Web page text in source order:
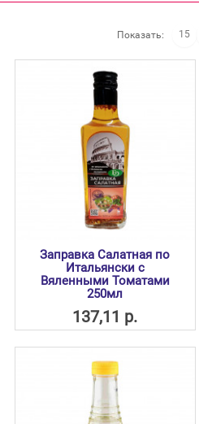
Показать: 15
Заправка Салатная по
Итальянски с
Вяленными Томатами
250мл
137,11 р.